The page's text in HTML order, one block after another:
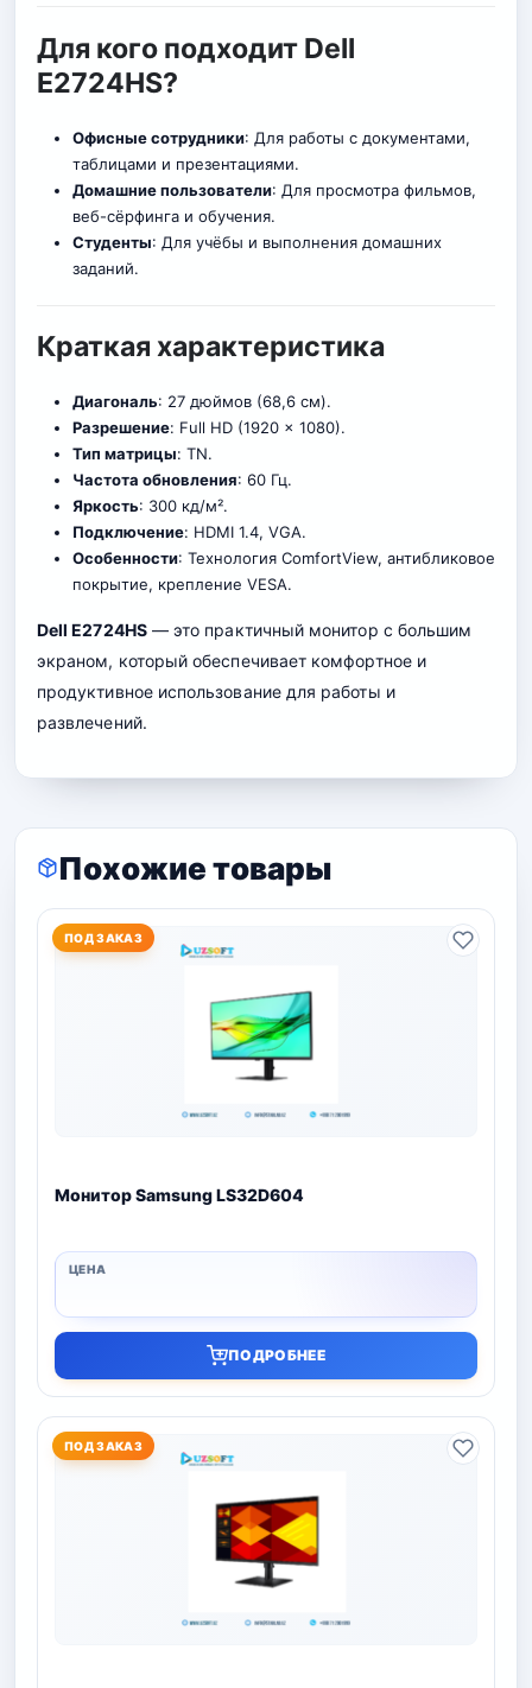
Для кого подходит Dell
E2724HS?
Офисные сотрудники: Для работы с документами,
таблицами и презентациями.
Домашние пользователи: Для просмотра фильмов,
веб-сёрфинга и обучения.
Студенты: Для учёбы и выполнения домашних
заданий.
Краткая характеристика
Диагональ: 27 дюймов (68,6 см).
Разрешение: Full HD (1920 x 1080).
Тип матрицы: TN.
Частота обновления: 60 Гц.
Яркость: 300 кд/м².
Подключение: HDMI 1.4, VGA.
Особенности: Технология ComfortView, антибликовое
покрытие, крепление VESA.
Dell E2724HS— это практичный монитор с большим
экраном, который обеспечивает комфортное и
продуктивное использование для работы и
развлечений.
Похожие товары
ПОД ЗАКАЗ
Монитор Samsung LS32D604
ПОДРОБНЕЕ
ПОД ЗАКАЗ